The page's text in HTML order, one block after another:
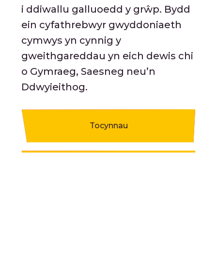
Tocynnau
i ddiwallu galluoedd y grŵp. Bydd
ein cyfathrebwyr gwyddoniaeth
cymwys yn cynnig y
gweithgareddau yn eich dewis chi
o Gymraeg, Saesneg neu’n
Ddwyieithog.
Hidlo yn ol